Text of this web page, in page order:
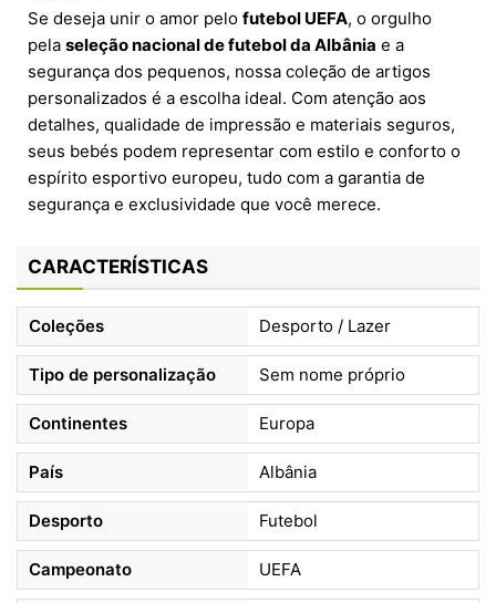
Se deseja unir o amor pelo futebol UEFA, o orgulho
pela seleção nacional de futebol da Albânia e a
segurança dos pequenos, nossa coleção de artigos
personalizados é a escolha ideal. Com atenção aos
detalhes, qualidade de impressão e materiais seguros,
seus bebés podem representar com estilo e conforto o
espírito esportivo europeu, tudo com a garantia de
segurança e exclusividade que você merece.
CARACTERÍSTICAS
Coleções Desporto / Lazer
Tipo de personalização Sem nome próprio
Continentes Europa
País Albânia
Desporto Futebol
Campeonato UEFA